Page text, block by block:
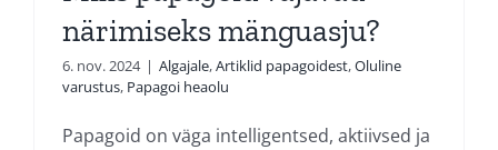
närimiseks mänguasju?
6. nov. 2024 | Algajale,Artiklid papagoidest,Oluline
varustus, Papagoi heaolu
Papagoid on väga intelligentsed, aktiivsed ja